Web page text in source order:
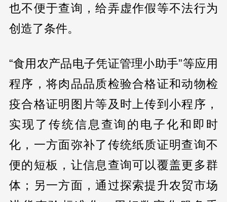
也不便于查询，给弄虚作假等不法行为
创造了条件。
“食用农产品电子凭证管理小助手”等应用
程序，将肉品品质检验合格证和动物检
疫合格证明图片等及时上传到小程序，
实现了传统信息查询的电子化和即时
化，一方面弥补了传统纸质证明查询不
便的短板，让信息查询可以覆盖更多群
体；另一方面，通过探索提升农贸市场